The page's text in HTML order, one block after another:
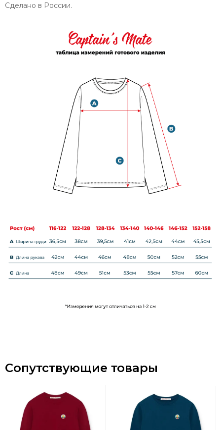
Сделано в России.
Сопутствующие товары